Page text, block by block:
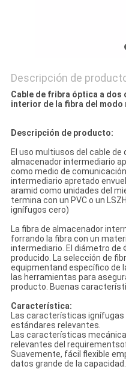
Descripción de
Cable de fribra óptica a dos
interior de la fibra del modo
Descripción de producto:
El uso multiusos del cable de
almacenador intermediario
como medio de
intermediario apretado
aramid como unidades del
termina con un PVC o un
ignífugos cero)
La fibra de almacenador
forrando la fibra con un
intermediario. El diámetro
producido. La selección de
equipmentand específico de
las herramientas para
producto. Buenas
Característica:
Las características
estándares relevantes.
Las características
relevantes del
Suavemente, fácil flexible
datos grande de la capacidad.